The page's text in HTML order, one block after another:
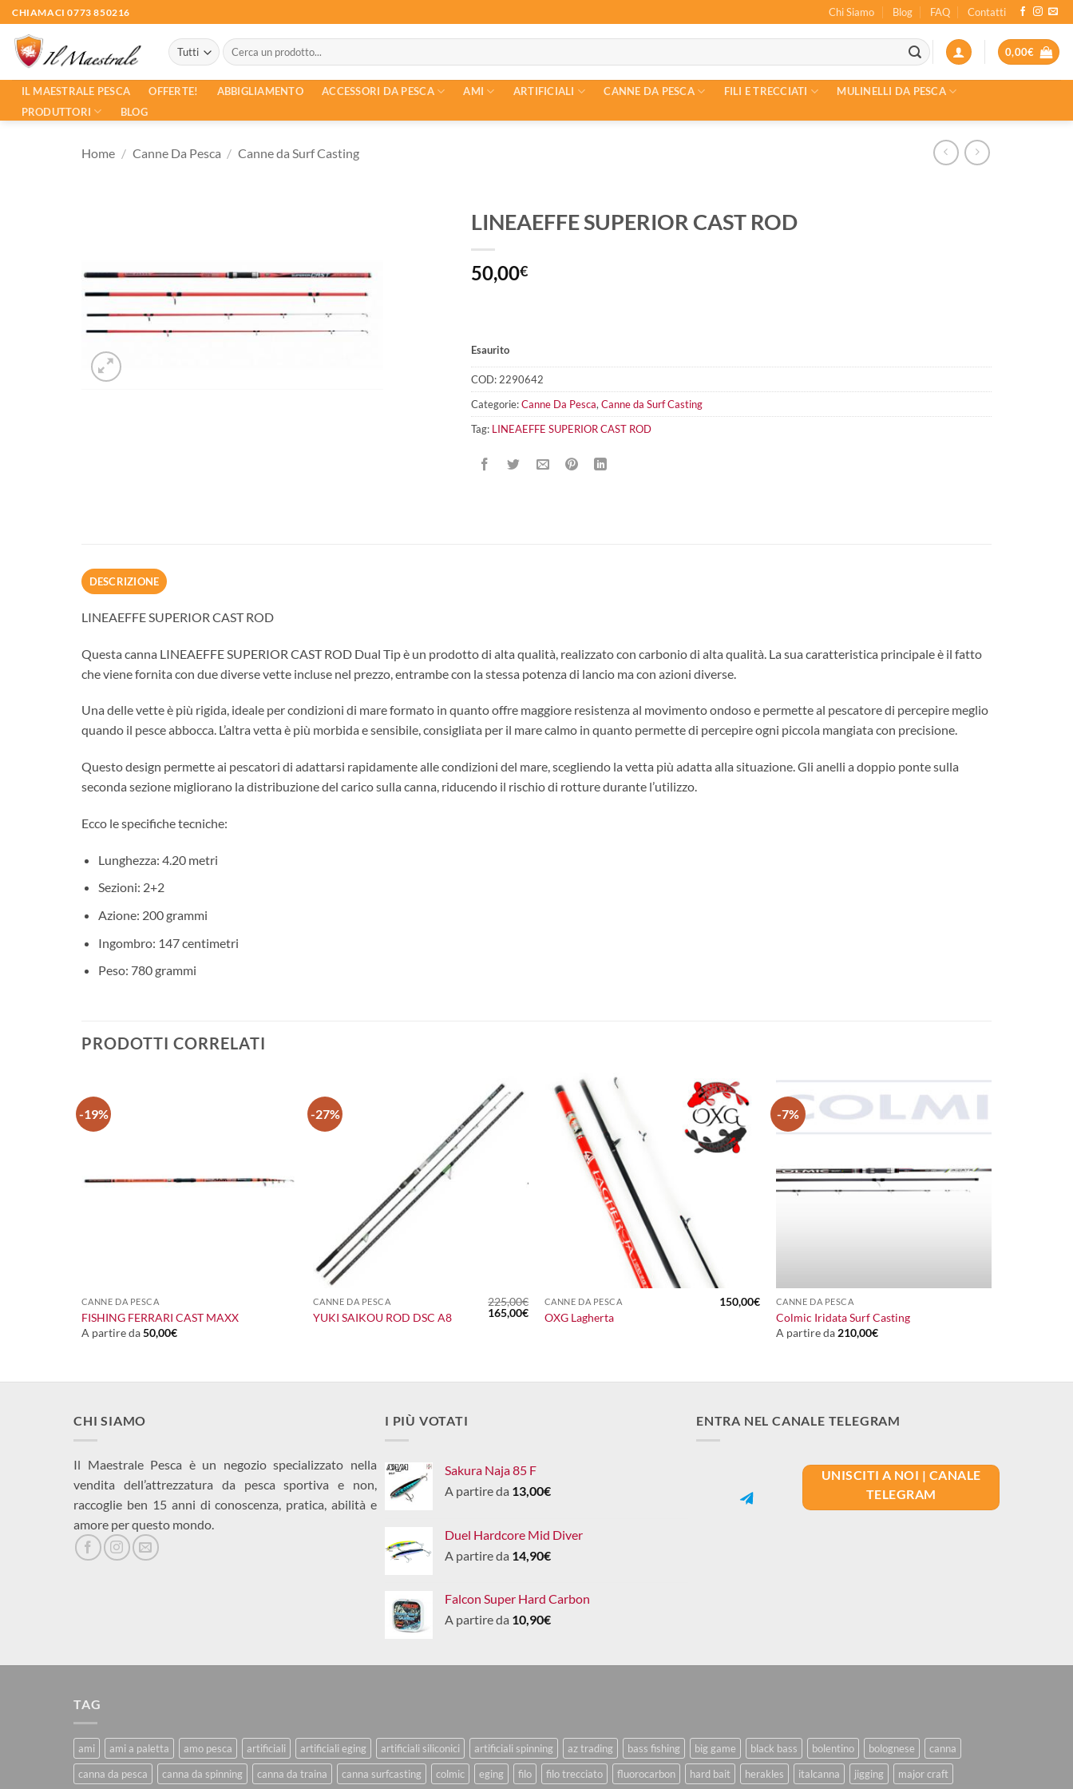
Salta
ai
contenuti
CHIAMACI 0773 850216 Chi Siamo Blog FAQ Contatti
Cerca:
0,00€
IL MAESTRALE PESCA OFFERTE! ABBIGLIAMENTO ACCESSORI DA PESCA AMI ARTIFICIALI CANNE DA PESCA FILI E TRECCIATI
MULINELLI DA PESCA
PRODUTTORI
BLOG
Home / Canne Da Pesca / Canne da Surf Casting
LINEAEFFE SUPERIOR CAST ROD
50,00€
Esaurito
COD: 2290642
Categorie:Canne Da Pesca, Canne da Surf Casting
Tag: LINEAEFFE SUPERIOR CAST ROD
DESCRIZIONE
LINEAEFFE SUPERIOR CAST ROD
Questa canna LINEAEFFE SUPERIOR CAST ROD Dual Tip è un prodotto di alta qualità, realizzato con carbonio di alta qualità. La sua caratteristica principale è il fatto
che viene fornita con due diverse vette incluse nel prezzo, entrambe con la stessa potenza di lancio ma con azioni diverse.
Una delle vette è più rigida, ideale per condizioni di mare formato in quanto offre maggiore resistenza al movimento ondoso e permette al pescatore di percepire meglio
quando il pesce abbocca. L’altra vetta è più morbida e sensibile, consigliata per il mare calmo in quanto permette di percepire ogni piccola mangiata con precisione.
Questo design permette ai pescatori di adattarsi rapidamente alle condizioni del mare, scegliendo la vetta più adatta alla situazione. Gli anelli a doppio ponte sulla
seconda sezione migliorano la distribuzione del carico sulla canna, riducendo il rischio di rotture durante l’utilizzo.
Ecco le specifiche tecniche:
Lunghezza: 4.20 metri
Sezioni: 2+2
Azione: 200 grammi
Ingombro: 147 centimetri
Peso: 780 grammi
PRODOTTI CORRELATI
-19%
CANNE DA PESCA
FISHING FERRARI CAST MAXX
A partire da50,00€
-27%
+
CANNE DA PESCA
YUKI SAIKOU ROD DSC A8
225,00€
Il
prezzo
165,00€Il
prezzo
CANNE DA PESCA
OXG Lagherta
150,00€
-7%
CANNE DA PESCA
Colmic Iridata Surf Casting
A partire da 210,00€
CHI SIAMO
Il Maestrale Pesca è un negozio specializzato nella
vendita dell’attrezzatura da pesca sportiva e non,
raccoglie ben 15 anni di conoscenza, pratica, abilità e
amore per questo mondo.
I PIÙ VOTATI
Sakura Naja 85 F
A partire da 13,00€
Duel Hardcore Mid Diver
A partire da 14,90€
Falcon Super Hard Carbon
A partire da 10,90€
ENTRA NEL CANALE TELEGRAM
UNISCITI A NOI | CANALE
TELEGRAM
TAG
ami ami a paletta amo pesca artificiali artificiali eging artificiali siliconici artificiali spinning az trading bass fishing big game black bass bolentino bolognese
canna
canna da pesca
canna da spinning canna da traina canna surfcasting colmic eging filo filo trecciato fluorocarbon hard bait herakles italcanna jigging major craft